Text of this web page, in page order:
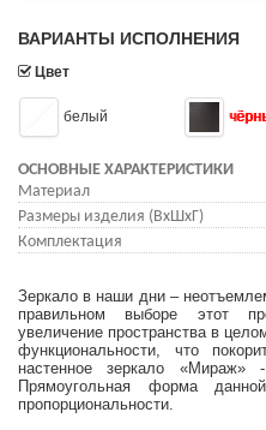
ВАРИАНТЫ ИСПОЛНЕНИЯ
Цвет
белый
ОСНОВНЫЕ ХАРАКТЕРИСТИКИ
Материал
Размеры изделия (ВхШхГ)
Комплектация
Зеркало в наши дни –
правильном выборе этот
увеличение пространства в
функциональности, что
настенное зеркало
Прямоугольная форма
пропорциональности.